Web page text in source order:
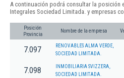
A continuación podrá consultar la posición
Integrales Sociedad Limitada. y empresas
Posición
Provincia
Nombre de la empresa
7.097
RENOVABLES ALMA VERDE,
SOCIEDAD LIMITADA.
7.098
INMOBILIARIA SVIZZERA,
SOCIEDAD LIMITADA.